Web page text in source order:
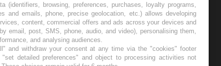
(identifiers, browsing, preferences, purchases, loyalty programs,
and emails, phone, precise geolocation, etc.) allows developing
content, commercial offers and ads across your devices and
email, post, SMS, phone, audio, and video), personalising them,
and analysing audiences.
and withdraw your consent at any time via the "cookies" footer
detailed preferences" and object to processing activities not